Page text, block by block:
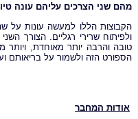
מהם שני הצרכים עליהם עונה
הקבוצות הללו למעשה עונות על
ולפיתוח שרירי רגליים. הצורך
טובה והרבה יותר מאוחדת,
הספורט הזה ולשמור על בריאותם
אודות המחבר